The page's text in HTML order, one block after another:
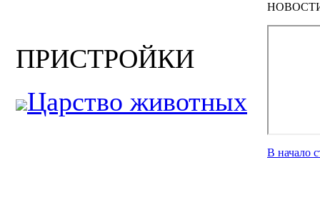
ПРИСТРОЙКИ
Царство животных
В начало